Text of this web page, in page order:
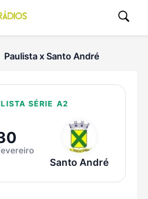
Paulista x Santo André
SÉRIE A2
Santo André Ao
Santo André